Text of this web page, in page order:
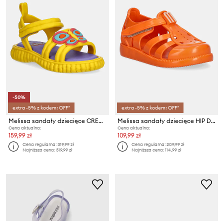
-50%
extra -5% z kodem: OFF*
Melissa sandały dziecięce CREATE + PLAY DOH
Cena aktualna:
159,99 zł
Cena regularna:319,99 zł
Najniższa cena:319,99 zł
extra -5% z kodem: OFF*
Melissa sandały dziecięce HIP DAYDREAM
Cena aktualna:
109,99 zł
Cena regularna:209,99 zł
Najniższa cena:114,99 zł